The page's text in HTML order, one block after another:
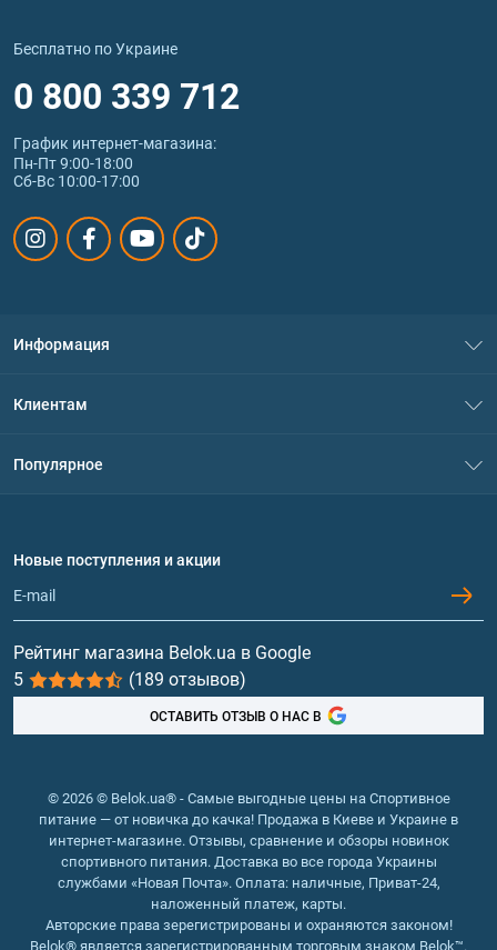
Бесплатно по Украине
0 800 339 712
График интернет‑магазина:
Пн-Пт 9:00-18:00
Сб-Вс 10:00-17:00
Информация
Политика конфиденциальности
Обмен и возврат
Клиентам
Популярное
Протеин
Гейнеры
Витамины и минералы
Рыбий жир, жирные кислоты
Новые поступления и акции
Рейтинг магазина Belok.ua в Google
5
(189 отзывов)
ОСТАВИТЬ ОТЗЫВ О НАС В
© 2026 © Belok.ua® - Самые выгодные цены на Спортивное
питание — от новичка до качка! Продажа в Киеве и Украине в
интернет-магазине. Отзывы, сравнение и обзоры новинок
спортивного питания. Доставка во все города Украины
службами «Новая Почта». Оплата: наличные, Приват-24,
наложенный платеж, карты.
Авторские права зерегистрированы и охраняются законом!
Belok® является зарегистрированным торговым знаком Belok™.